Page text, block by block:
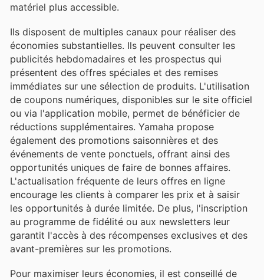
matériel plus accessible.
Ils disposent de multiples canaux pour réaliser des
économies substantielles. Ils peuvent consulter les
publicités hebdomadaires et les prospectus qui
présentent des offres spéciales et des remises
immédiates sur une sélection de produits. L'utilisation
de coupons numériques, disponibles sur le site officiel
ou via l'application mobile, permet de bénéficier de
réductions supplémentaires. Yamaha propose
également des promotions saisonnières et des
événements de vente ponctuels, offrant ainsi des
opportunités uniques de faire de bonnes affaires.
L'actualisation fréquente de leurs offres en ligne
encourage les clients à comparer les prix et à saisir
les opportunités à durée limitée. De plus, l'inscription
au programme de fidélité ou aux newsletters leur
garantit l'accès à des récompenses exclusives et des
avant-premières sur les promotions.
Pour maximiser leurs économies, il est conseillé de